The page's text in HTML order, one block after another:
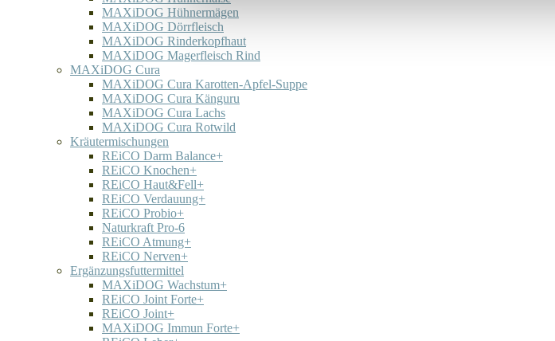
MAXiDOG Hühnermägen
MAXiDOG Dörrfleisch
MAXiDOG Rinderkopfhaut
MAXiDOG Magerfleisch Rind
MAXiDOG Cura
MAXiDOG Cura Karotten-Apfel-Suppe
MAXiDOG Cura Känguru
MAXiDOG Cura Lachs
MAXiDOG Cura Rotwild
Kräutermischungen
REiCO Darm Balance+
REiCO Knochen+
REiCO Haut&Fell+
REiCO Verdauung+
REiCO Probio+
Naturkraft Pro-6
REiCO Atmung+
REiCO Nerven+
Ergänzungsfuttermittel
MAXiDOG Wachstum+
REiCO Joint Forte+
REiCO Joint+
MAXiDOG Immun Forte+